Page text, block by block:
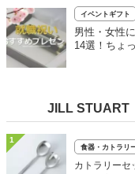
イベントギフト
男性・女性
14選！ちょ
JILL STUART
1
食器・カトラリ
カトラリーセ